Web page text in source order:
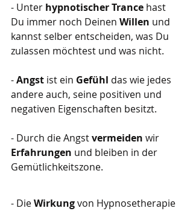
- Unter hypnotischer Trance hast
Du immer noch Deinen Willen und
kannst selber entscheiden, was Du
zulassen möchtest und was nicht.
- Angst ist ein Gefühl das wie jedes
andere auch, seine positiven und
negativen Eigenschaften besitzt.
- Durch die Angst vermeiden wir
Erfahrungen und bleiben in der
Gemütlichkeitszone.
- Die Wirkung von Hypnosetherapie